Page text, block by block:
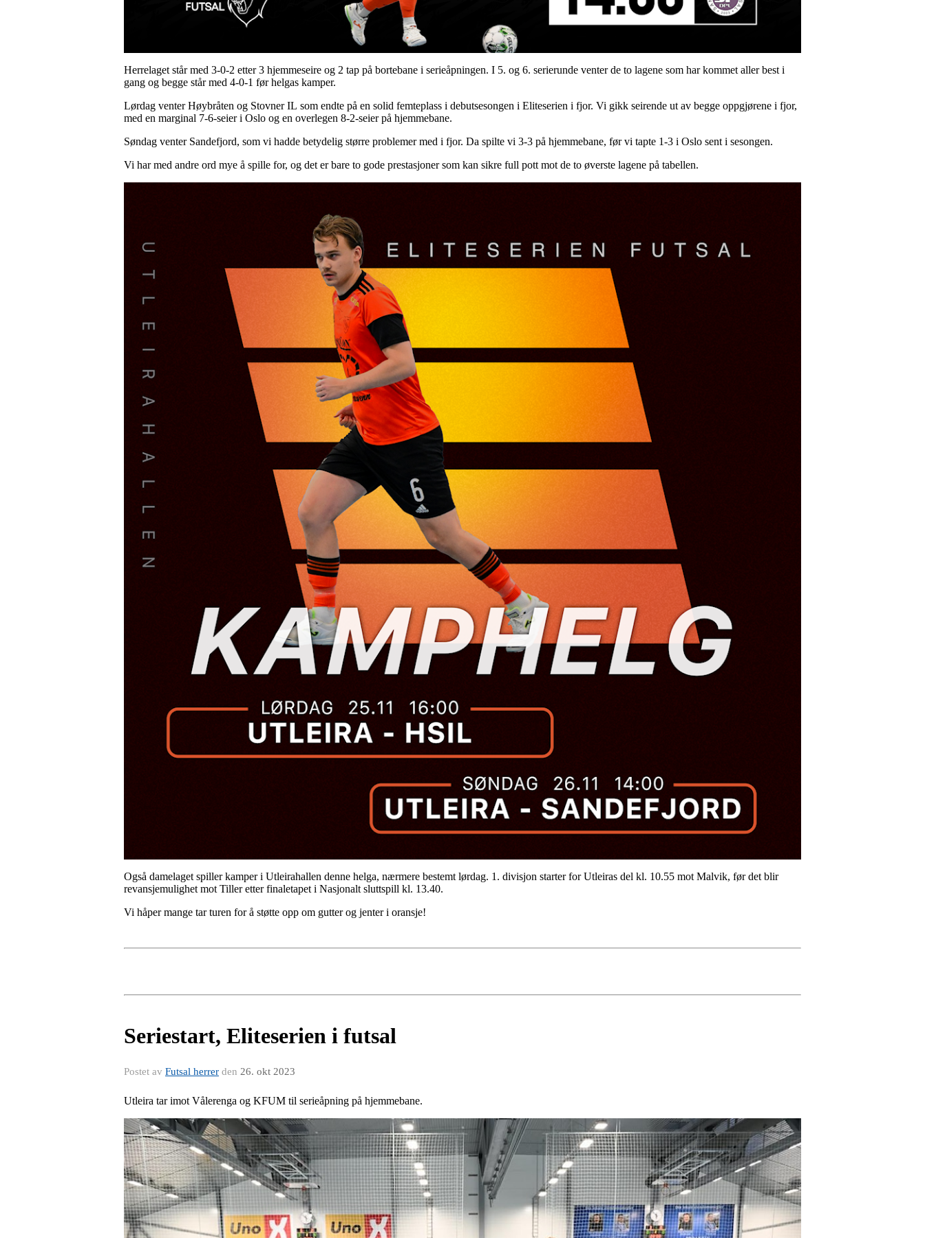
Herrelaget står med 3-0-2 etter 3 hjemmeseire og 2 tap på bortebane i serieåpningen. I 5. og 6. serierunde venter de to lagene som har kommet aller best i
gang og begge står med 4-0-1 før helgas kamper.
Lørdag venter Høybråten og Stovner IL som endte på en solid femteplass i debutsesongen i Eliteserien i fjor. Vi gikk seirende ut av begge oppgjørene i fjor,
med en marginal 7-6-seier i Oslo og en overlegen 8-2-seier på hjemmebane.
Søndag venter Sandefjord, som vi hadde betydelig større problemer med i fjor. Da spilte vi 3-3 på hjemmebane, før vi tapte 1-3 i Oslo sent i sesongen.
Vi har med andre ord mye å spille for, og det er bare to gode prestasjoner som kan sikre full pott mot de to øverste lagene på tabellen.
Også damelaget spiller kamper i Utleirahallen denne helga, nærmere bestemt lørdag. 1. divisjon starter for Utleiras del kl. 10.55 mot Malvik, før det blir
revansjemulighet mot Tiller etter finaletapet i Nasjonalt sluttspill kl. 13.40.
Vi håper mange tar turen for å støtte opp om gutter og jenter i oransje!
Seriestart, Eliteserien i futsal
Postet av Futsal herrer den 26. okt 2023
Utleira tar imot Vålerenga og KFUM til serieåpning på hjemmebane.